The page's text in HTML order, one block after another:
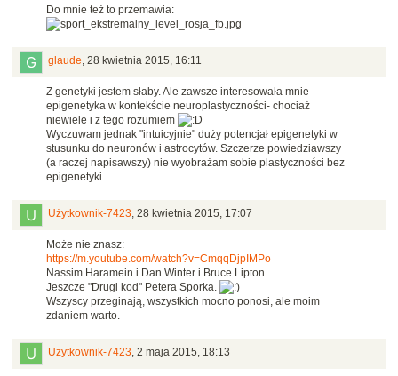
Do mnie też to przemawia:
glaude, 28 kwietnia 2015, 16:11
Z genetyki jestem słaby. Ale zawsze interesowała mnie
epigenetyka w kontekście neuroplastyczności- chociaż
niewiele i z tego rozumiem
Wyczuwam jednak "intuicyjnie" duży potencjał epigenetyki w
stusunku do neuronów i astrocytów. Szczerze powiedziawszy
(a raczej napisawszy) nie wyobrażam sobie plastyczności bez
epigenetyki.
Użytkownik-7423, 28 kwietnia 2015, 17:07
Może nie znasz:
https://m.youtube.com/watch?v=CmqqDjpIMPo
Nassim Haramein i Dan Winter i Bruce Lipton...
Jeszcze "Drugi kod" Petera Sporka.
Wszyscy przeginają, wszystkich mocno ponosi, ale moim
zdaniem warto.
Użytkownik-7423, 2 maja 2015, 18:13